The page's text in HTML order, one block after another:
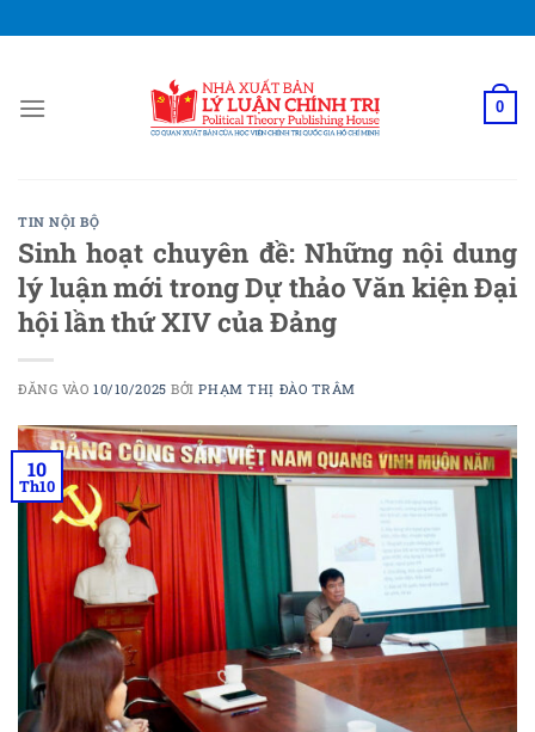
qua
dung
0
TIN NỘI BỘ
Sinh hoạt chuyên đề: Những nội dung
lý luận mới trong Dự thảo Văn kiện Đại
hội lần thứ XIV của Đảng
ĐĂNG VÀO10/10/2025 BỞIPHẠM THỊ ĐÀO TRÂM
10
Th10